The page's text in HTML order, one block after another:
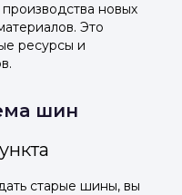
новых
Это
ресурсы и
шин
старые шины, вы